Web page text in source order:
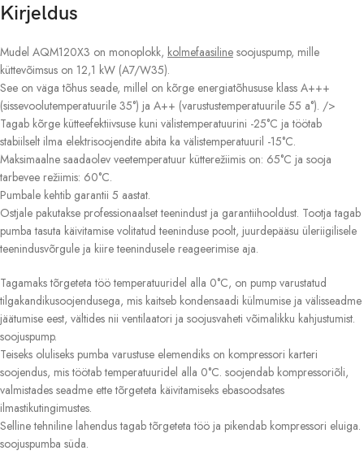
Kirjeldus
Mudel AQM120X3 on monoplokk, kolmefaasiline soojuspump, mille
küttevõimsus on 12,1 kW (A7/W35).
See on väga tõhus seade, millel on kõrge energiatõhususe klass A+++
(sissevoolutemperatuurile 35°) ja A++ (varustustemperatuurile 55 a°). />
Tagab kõrge kütteefektiivsuse kuni välistemperatuurini -25°C ja töötab
stabiilselt ilma elektrisoojendite abita ka välistemperatuuril -15°C.
Maksimaalne saadaolev veetemperatuur kütterežiimis on: 65°C ja sooja
tarbevee režiimis: 60°C.
Pumbale kehtib garantii 5 aastat.
Ostjale pakutakse professionaalset teenindust ja garantiihooldust. Tootja tagab
pumba tasuta käivitamise volitatud teeninduse poolt, juurdepääsu üleriigilisele
teenindusvõrgule ja kiire teenindusele reageerimise aja.
Tagamaks tõrgeteta töö temperatuuridel alla 0°C, on pump varustatud
tilgakandikusoojendusega, mis kaitseb kondensaadi külmumise ja välisseadme
jäätumise eest, vältides nii ventilaatori ja soojusvaheti võimalikku kahjustumist.
soojuspump.
Teiseks oluliseks pumba varustuse elemendiks on kompressori karteri
soojendus, mis töötab temperatuuridel alla 0°C. soojendab kompressoriõli,
valmistades seadme ette tõrgeteta käivitamiseks ebasoodsates
ilmastikutingimustes.
Selline tehniline lahendus tagab tõrgeteta töö ja pikendab kompressori eluiga.
soojuspumba süda.